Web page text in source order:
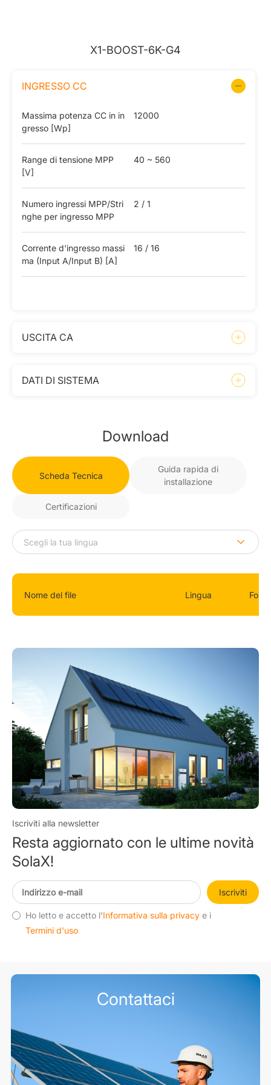
X1-BOOST-6K-G4
INGRESSO CC
Massima potenza CC in in
gresso [Wp]
12000
Range di tensione MPP
[V]
40 ~ 560
Numero ingressi MPP/Stri
nghe per ingresso MPP
2 / 1
Corrente d'ingresso massi
ma (Input A/Input B) [A]
16 / 16
USCITA CA
DATI DI SISTEMA
Download
Scheda Tecnica
Guida rapida di
installazione
Certificazioni
Nome del file Lingua
Iscriviti alla newsletter
Resta aggiornato con le ultime novità
SolaX!
Iscriviti
Ho letto e accetto l'Informativa sulla privacy e i
Termini d'uso
Contattaci